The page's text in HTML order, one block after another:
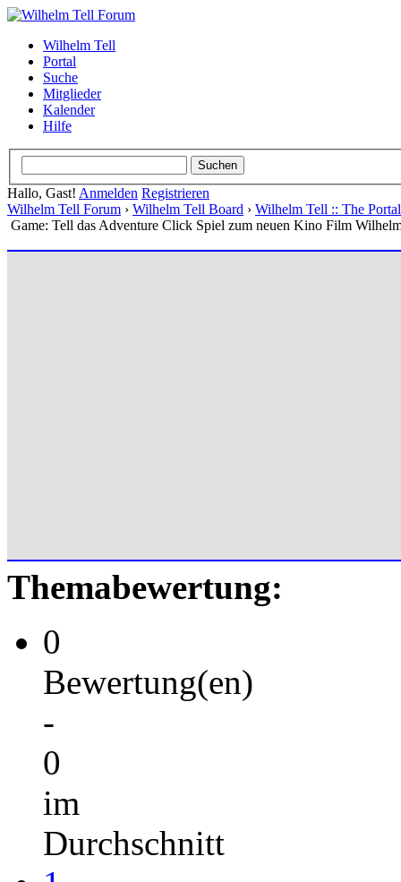
Wilhelm Tell
Portal
Suche
Mitglieder
Kalender
Hilfe
Hallo, Gast! Anmelden Registrieren
Wilhelm Tell Forum › Wilhelm Tell Board › Wilhelm Tell :: The
Game: Tell das Adventure Click Spiel zum neuen Kino Film
Themabewertung:
0
Bewertung(en)
-
0
im
Durchschnitt